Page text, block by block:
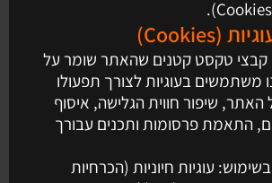
הן קבצי טקסט קטנים שהאתר שומר על
משתמשים בעוגיות לצורך תפעולו
האתר, שיפור חווית הגלישה, איסוף
התאמת פרסומות ותכנים עבורך
בשימוש: עוגיות חיוניות (הכרחיות